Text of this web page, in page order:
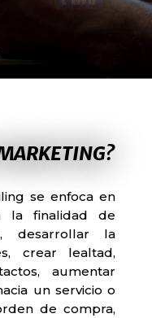
se enfoca en
la finalidad de
desarrollar la
crear lealtad,
aumentar
un servicio o
de compra,